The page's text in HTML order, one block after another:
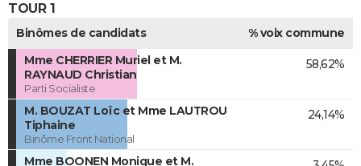
TOUR 1
Binômes de candidats
% voix commune
Mme CHERRIER Muriel et M.
RAYNAUD Christian
Parti Socialiste
58,62%
M. BOUZAT Loïc et Mme LAUTROU
Tiphaine
Binôme Front National
24,14%
Mme BOONEN Monique et M.